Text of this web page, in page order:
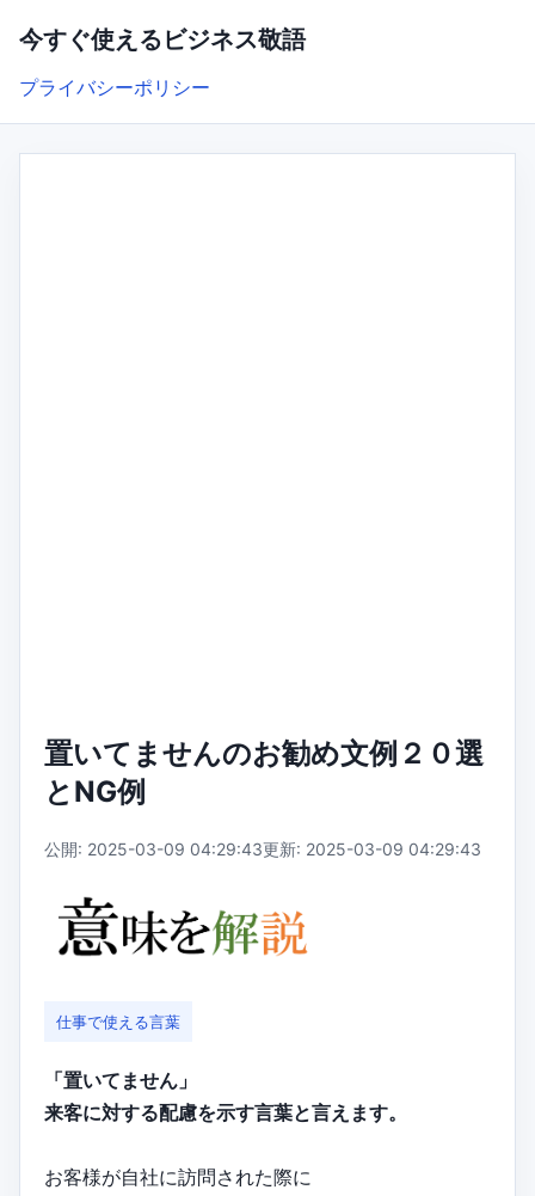
今すぐ使えるビジネス敬語
プライバシーポリシー
置いてませんのお勧め文例２０選
とNG例
公開: 2025-03-09 04:29:43更新: 2025-03-09 04:29:43
仕事で使える言葉
「置いてません」
来客に対する配慮を示す言葉と言えます。
お客様が自社に訪問された際に